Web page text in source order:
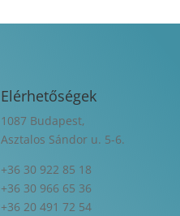
Elérhetőségek
1087 Budapest,
Asztalos Sándor u. 5-6.
+36 30 922 85 18
+36 30 966 65 36
+36 20 491 72 54